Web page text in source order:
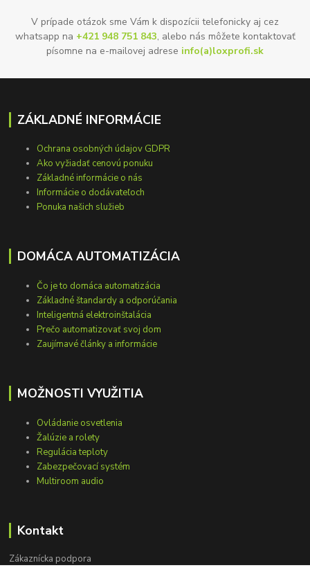
V prípade otázok sme Vám k dispozícii telefonicky aj cez
whatsapp na +421 948 751 843, alebo nás môžete kontaktovať
písomne na e-mailovej adrese info(a)loxprofi.sk
ZÁKLADNÉ INFORMÁCIE
Ochrana osobných údajov GDPR
Ako vyžiadať cenovú ponuku
Základné informácie o nás
Informácie o dodávateľoch
Ponuka našich služieb
DOMÁCA AUTOMATIZÁCIA
Čo je to domáca automatizácia
Základné štandardy a odporúčania
Inteligentná elektroinštalácia
Prečo automatizovať svoj dom
Zaujímavé články a informácie
MOŽNOSTI VYUŽITIA
Ovládanie osvetlenia
Žalúzie a rolety
Regulácia teploty
Zabezpečovací systém
Multiroom audio
Kontakt
Zákaznícka podpora